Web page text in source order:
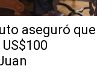
aseguró que